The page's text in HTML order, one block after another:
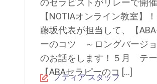
のセラピストがリレーで開
【NOTIAオンライン教室】
藤坂代表が担当して、【
ーのコツ ～ロングバージョ
のお話をします！５月 テ
【ABAセラピーのコ […]
ノティア スタッフ